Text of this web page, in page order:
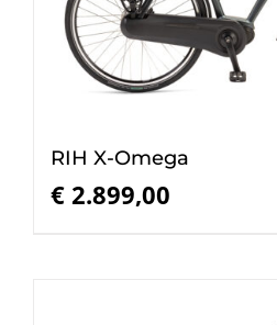
RIH X-Omega
€ 2.899,00